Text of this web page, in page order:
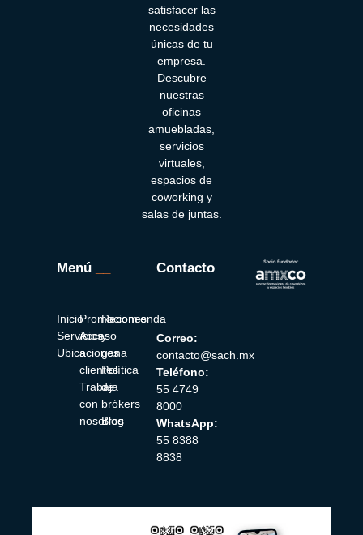
satisfacer las
necesidades
únicas de tu
empresa.
Descubre
nuestras
oficinas
amuebladas,
servicios
virtuales,
espacios de
coworking y
salas de juntas.
Menú
Inicio
Servicios
Ubicaciones
Promociones
Acceso
a
clientes
Trabaja
con
nosotros
Recomienda
y
gana
Política
de
brókers
Blog
Contacto
Correo:
contacto@sach.mx
Teléfono:
55 4749
8000
WhatsApp:
55 8388
8838